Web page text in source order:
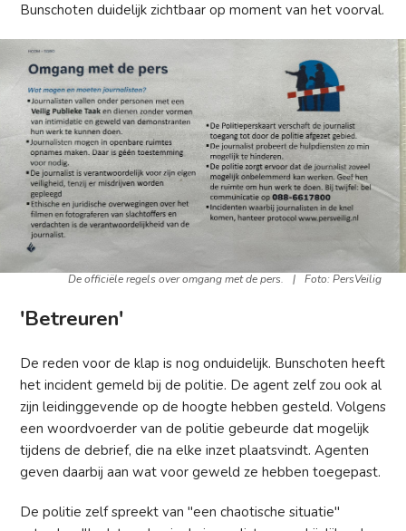
Bunschoten duidelijk zichtbaar op moment van het voorval.
De officiële regels over omgang met de pers. | Foto: PersVeilig
'Betreuren'
De reden voor de klap is nog onduidelijk. Bunschoten heeft
het incident gemeld bij de politie. De agent zelf zou ook al
zijn leidinggevende op de hoogte hebben gesteld. Volgens
een woordvoerder van de politie gebeurde dat mogelijk
tijdens de debrief, die na elke inzet plaatsvindt. Agenten
geven daarbij aan wat voor geweld ze hebben toegepast.
De politie zelf spreekt van "een chaotische situatie"